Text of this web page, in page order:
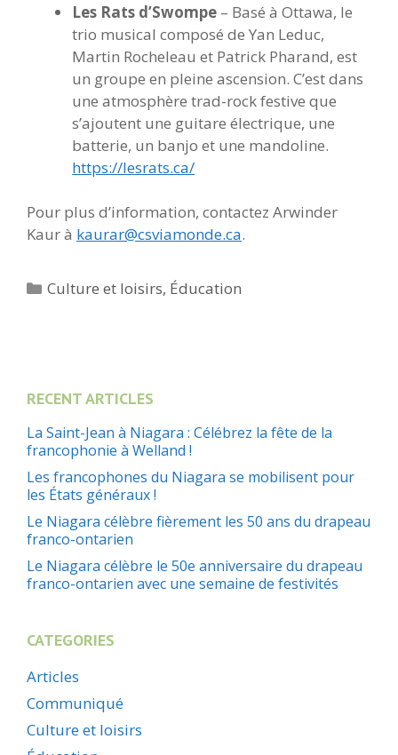
Les Rats d’Swompe – Basé à Ottawa, le
trio musical composé de Yan Leduc,
Martin Rocheleau et Patrick Pharand, est
un groupe en pleine ascension. C’est dans
une atmosphère trad-rock festive que
s’ajoutent une guitare électrique, une
batterie, un banjo et une mandoline.
https://lesrats.ca/
Pour plus d’information, contactez Arwinder
Kaur à kaurar@csviamonde.ca.
Catégories
Culture et loisirs, Éducation
RECENT ARTICLES
La Saint-Jean à Niagara : Célébrez la fête de la
francophonie à Welland !
Les francophones du Niagara se mobilisent pour
les États généraux !
Le Niagara célèbre fièrement les 50 ans du drapeau
franco-ontarien
Le Niagara célèbre le 50e anniversaire du drapeau
franco-ontarien avec une semaine de festivités
CATEGORIES
Articles
Communiqué
Culture et loisirs